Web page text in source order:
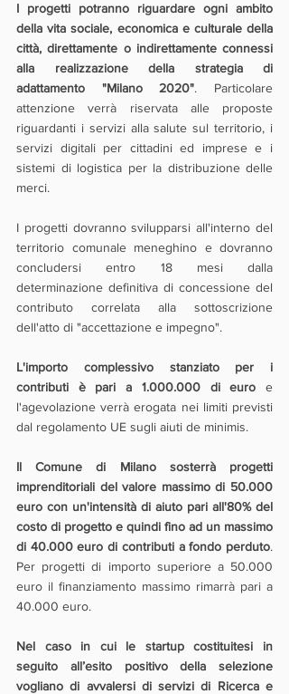
I progetti potranno riguardare ogni ambito
della vita sociale, economica e culturale della
città, direttamente o indirettamente connessi
alla realizzazione della strategia di
adattamento "Milano 2020". Particolare
attenzione verrà riservata alle proposte
riguardanti i servizi alla salute sul territorio, i
servizi digitali per cittadini ed imprese e i
sistemi di logistica per la distribuzione delle
merci.
I progetti dovranno svilupparsi all'interno del
territorio comunale meneghino e dovranno
concludersi entro 18 mesi dalla
determinazione definitiva di concessione del
contributo correlata alla sottoscrizione
dell'atto di "accettazione e impegno".
L'importo complessivo stanziato per i
contributi è pari a 1.000.000 di euro e
l'agevolazione verrà erogata nei limiti previsti
dal regolamento UE sugli aiuti de minimis.
Il Comune di Milano sosterrà progetti
imprenditoriali del valore massimo di 50.000
euro con un'intensità di aiuto pari all'80% del
costo di progetto e quindi fino ad un massimo
di 40.000 euro di contributi a fondo perduto.
Per progetti di importo superiore a 50.000
euro il finanziamento massimo rimarrà pari a
40.000 euro.
Nel caso in cui le startup costituitesi in
seguito all’esito positivo della selezione
vogliano di avvalersi di servizi di Ricerca e